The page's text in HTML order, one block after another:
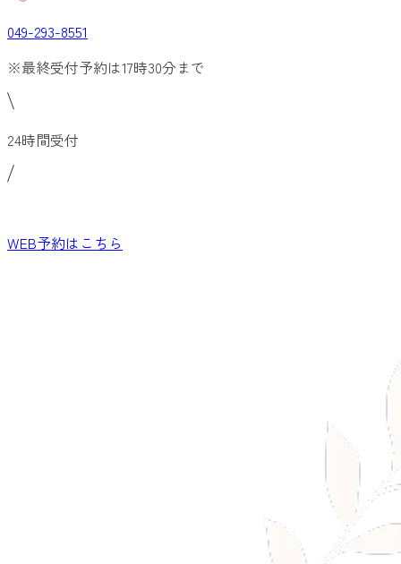
049-293-8551
※最終受付予約は17時30分まで
24時間受付
WEB予約はこちら